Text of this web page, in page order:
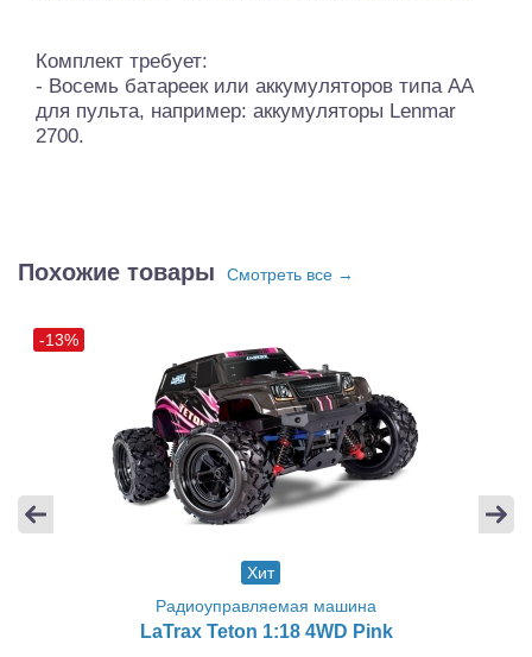
Комплект требует:
- Восемь батареек или аккумуляторов типа АА
для пульта, например: аккумуляторы Lenmar
2700.
Похожие товары Смотреть все →
-13%
Хит
Радиоуправляемая машина
LaTrax Teton 1:18 4WD Pink